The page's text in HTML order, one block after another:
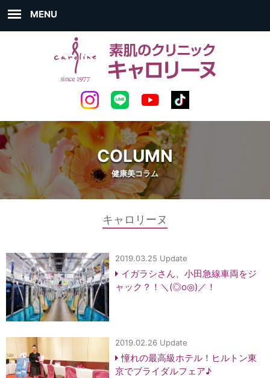
MENU
COLUMN
健康美コラム
キャロリーヌ
2019.03.25 Update
イガラシさん、小田急線車両をジ
ャック？！＼(◎o◎)／！
2019.02.26 Update
憧れの最高級ホテル！ヒルトン東
京でブライダルフェア♪